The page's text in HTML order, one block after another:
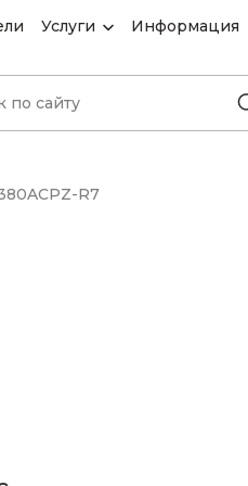
Услуги Информация
R7